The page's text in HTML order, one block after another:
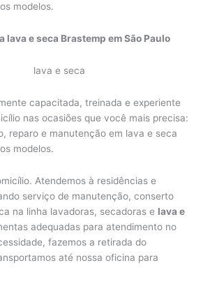
modelos.
e seca Brastemp em São Paulo
capacitada, treinada e experiente
nas ocasiões que você mais precisa:
reparo e manutenção em lava e seca
modelos.
Atendemos à residências e
serviço de manutenção, conserto
na linha lavadoras, secadoras e lava e
adequadas para atendimento no
fazemos a retirada do
até nossa oficina para